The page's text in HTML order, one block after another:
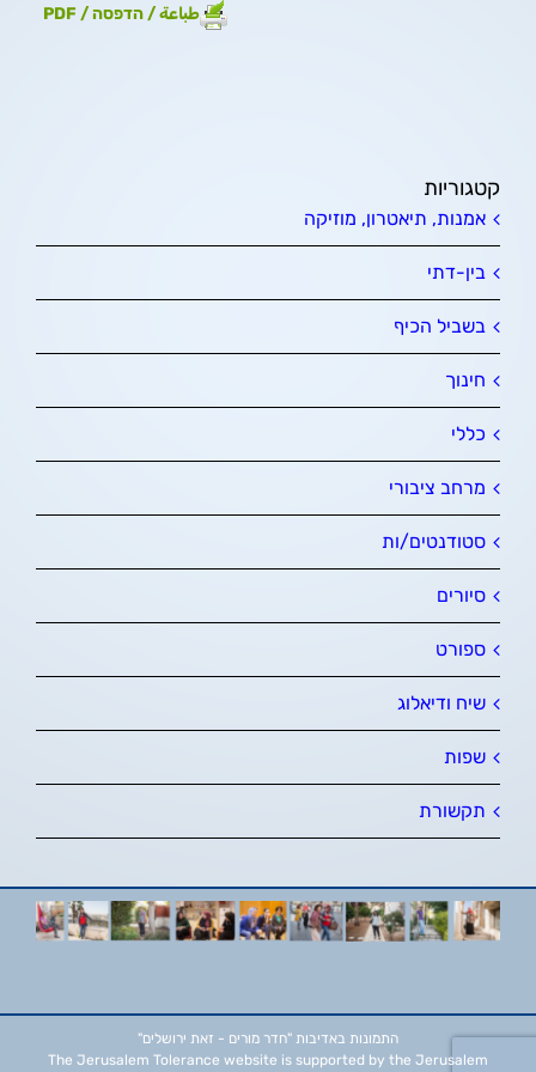
طباعة / הדפסה / PDF
קטגוריות
אמנות, תיאטרון, מוזיקה
בין-דתי
בשביל הכיף
חינוך
כללי
מרחב ציבורי
סטודנטים/ות
סיורים
ספורט
שיח ודיאלוג
שפות
תקשורת
התמונות באדיבות "חדר מורים - זאת ירושלים"
The Jerusalem Tolerance website is supported by the Jerusalem